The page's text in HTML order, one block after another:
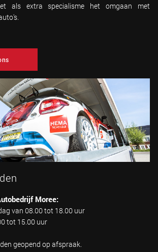
als extra specialisme het omgaan met
Moree:
van 08.00 tot 18.00 uur
tot 15.00 uur
geopend op afspraak.